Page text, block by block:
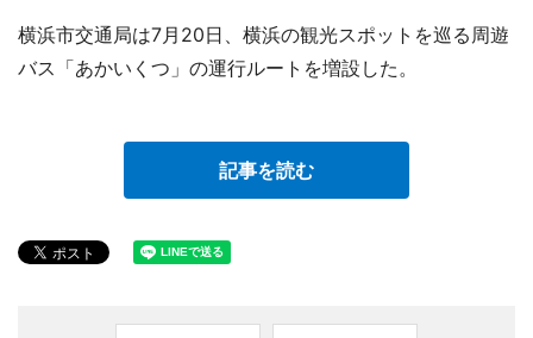
横浜市交通局は7月20日、横浜の観光スポットを巡る周遊
バス「あかいくつ」の運行ルートを増設した。
記事を読む